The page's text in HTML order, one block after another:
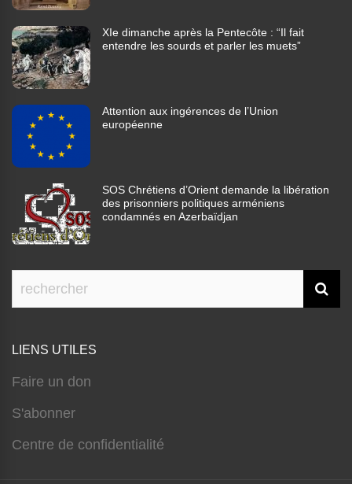
XIe dimanche après la Pentecôte : “Il fait
entendre les sourds et parler les muets”
Attention aux ingérences de l’Union
européenne
SOS Chrétiens d’Orient demande la libération
des prisonniers politiques arméniens
condamnés en Azerbaïdjan
LIENS UTILES
Faire un don
S'abonner
Centre de confidentialité